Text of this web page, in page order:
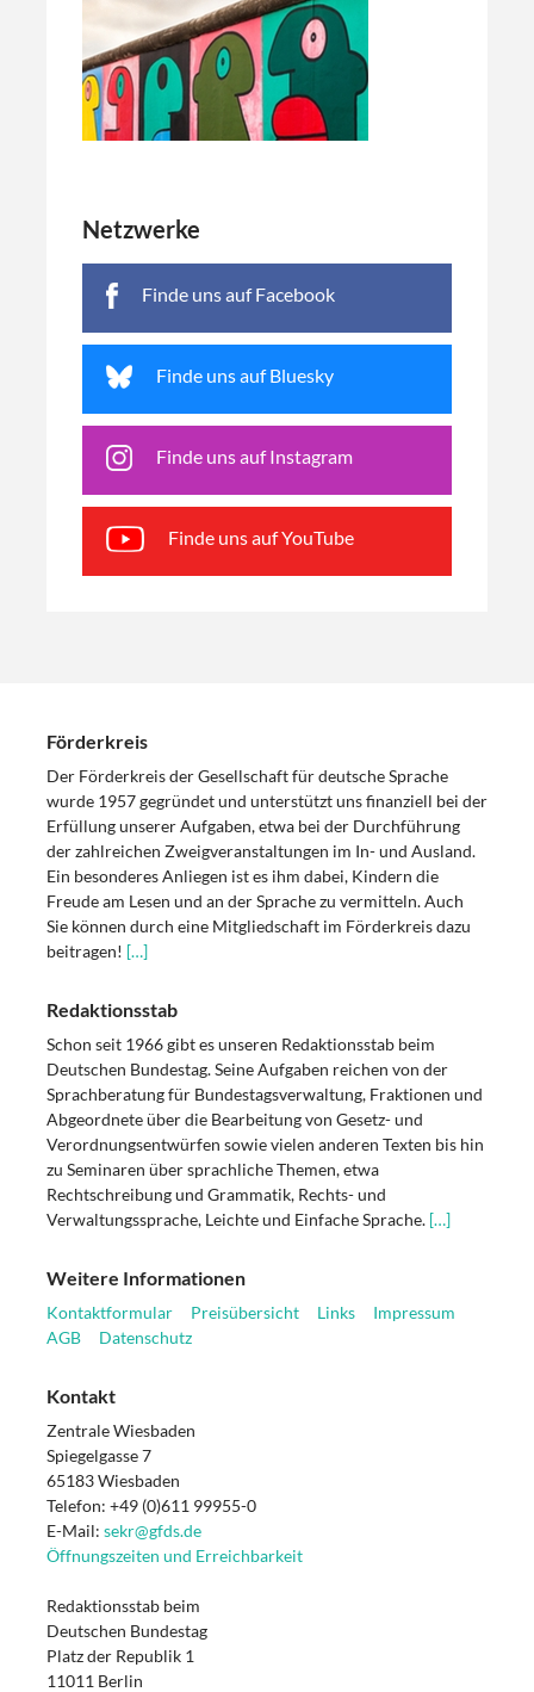
Netzwerke
Finde uns auf Facebook
Finde uns auf Bluesky
Finde uns auf Instagram
Finde uns auf YouTube
Förderkreis
Der Förderkreis der Gesellschaft für deutsche Sprache
wurde 1957 gegründet und unterstützt uns finanziell bei der
Erfüllung unserer Aufgaben, etwa bei der Durchführung
der zahlreichen Zweigveranstaltungen im In- und Ausland.
Ein besonderes Anliegen ist es ihm dabei, Kindern die
Freude am Lesen und an der Sprache zu vermitteln. Auch
Sie können durch eine Mitgliedschaft im Förderkreis dazu
beitragen! […]
Redaktionsstab
Schon seit 1966 gibt es unseren Redaktionsstab beim
Deutschen Bundestag. Seine Aufgaben reichen von der
Sprachberatung für Bundestagsverwaltung, Fraktionen und
Abgeordnete über die Bearbeitung von Gesetz- und
Verordnungsentwürfen sowie vielen anderen Texten bis hin
zu Seminaren über sprachliche Themen, etwa
Rechtschreibung und Grammatik, Rechts- und
Verwaltungssprache, Leichte und Einfache Sprache. […]
Weitere Informationen
Kontaktformular Preisübersicht Links
Impressum
AGB
Datenschutz
Kontakt
Zentrale Wiesbaden
Spiegelgasse 7
65183 Wiesbaden
Telefon: +49 (0)611 99955-0
E-Mail: sekr@gfds.de
Öffnungszeiten und Erreichbarkeit
Redaktionsstab beim
Deutschen Bundestag
Platz der Republik 1
11011 Berlin